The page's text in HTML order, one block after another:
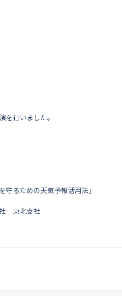
を行いました。
守るための天気予報活用法」
東北支社